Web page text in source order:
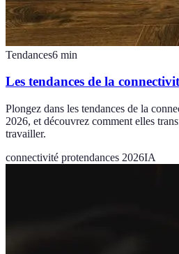
Tendances6 min
Les tendances de la
Plongez dans les tendances de la
2026, et découvrez comment elles
travailler.
connectivité protendances 2026IA